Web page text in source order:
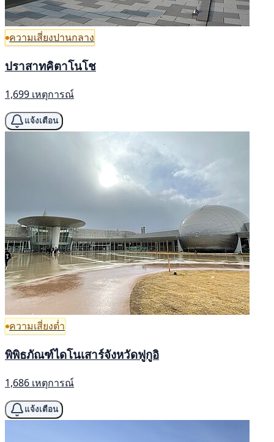
ความเสี่ยงปานกลาง
ปราสาทคิตาโนโช
1,699 เหตุการณ์
แจ้งเตือน
ความเสี่ยงต่ำ
พิพิธภัณฑ์ไดโนเสาร์จังหวัดฟูกูอิ
1,686 เหตุการณ์
แจ้งเตือน